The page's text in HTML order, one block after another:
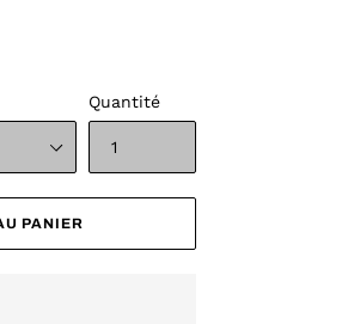
Quantité
PANIER